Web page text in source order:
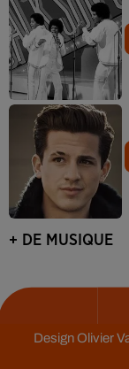
+ DE MUSIQUE
DesignOlivier